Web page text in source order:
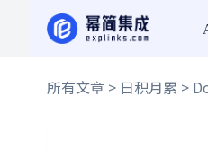
所有文章 > 日积月累 >